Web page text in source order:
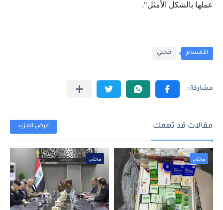
عملها بالشكل الأمثل".
الأقسام محلي
مقالات قد تهمك عرض المزيد
محلي محلي